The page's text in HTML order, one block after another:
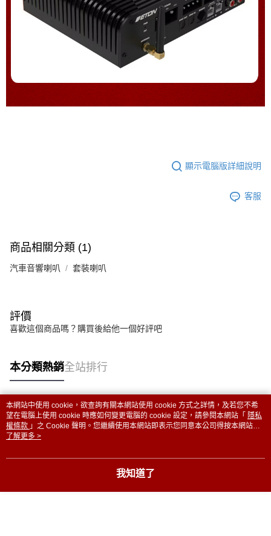
顯示電腦版詳細說明
客服
商品相關分類 (1)
汽車音響喇叭 套裝喇叭
評價
喜歡這個商品嗎？購買後給他一個好評吧
本分類熱銷全站排行
熱門標籤
本網站中使用 cookie，欲查詢有關本網站使用 cookie 方式之詳情，及若您不希
望在電腦上使用 cookie 時應如何變更電腦的 cookie 設定，請參閱本網站「 隱私
權條款 」之 Cookie 聲明。您繼續使用本網站即表示您同意本公司得按本網站使
用條款之 Cookie 聲明使用 cookie。
了解更多 >
我知道了